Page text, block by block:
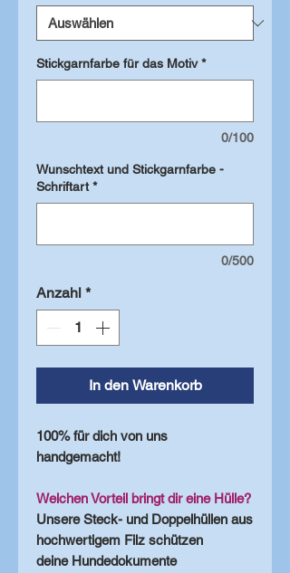
Stickgarnfarbe für das Motiv *
0/100
Wunschtext und Stickgarnfarbe -
Schriftart *
0/500
Anzahl *
In den Warenkorb
100% für dich von uns
handgemacht!
Welchen Vorteil bringt dir eine Hülle?
Unsere Steck- und Doppelhüllen aus
hochwertigem Filz schützen
deine Hundedokumente